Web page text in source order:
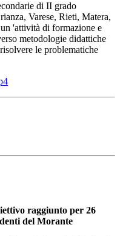
di II grado
Varese, Rieti, Matera,
'attività di formazione e
metodologie didattiche
le problematiche
raggiunto per 26
del Morante